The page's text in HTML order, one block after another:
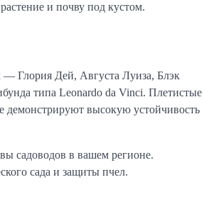
и почву под кустом.
— Глория Дей, Августа Луиза, Блэк
типа Leonardo da Vinci. Плетистые
демонстрируют высокую устойчивость
садоводов в вашем регионе.
сада и защиты пчел.